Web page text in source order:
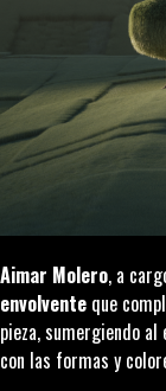
Aimar Molero, a
envolvente que
pieza, sumergiendo
con las formas y